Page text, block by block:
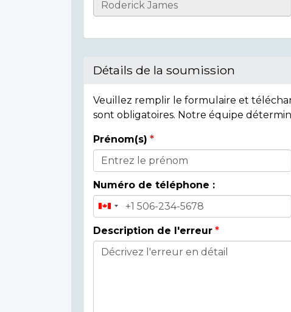
Casualty
Détails de la soumission
Veuillez remplir le formulaire et
sont obligatoires. Notre équipe
Donor
Details
Prénom(s)
Numéro de téléphone :
Description de l'erreur